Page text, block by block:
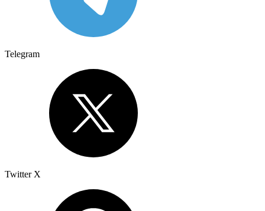
Telegram
Twitter X